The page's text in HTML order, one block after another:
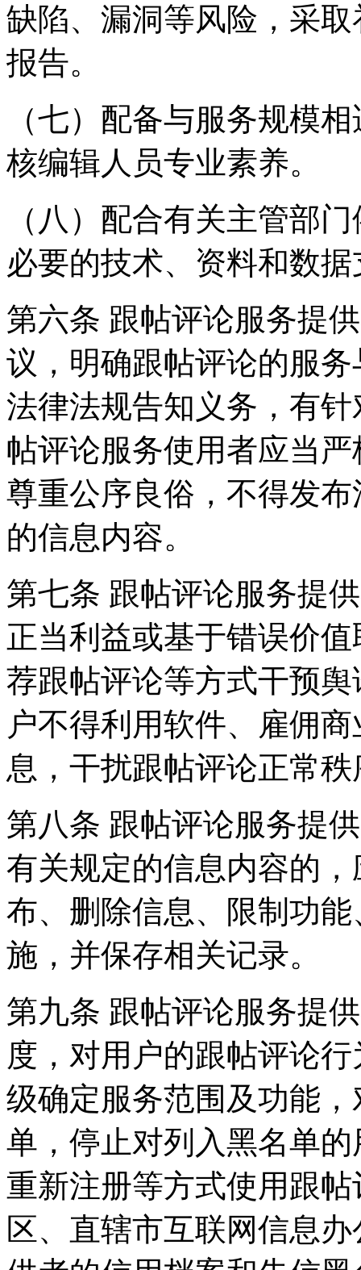
缺陷、漏洞等风险，采
报告。
（七）配备与服务规模
核编辑人员专业素养。
（八）配合有关主管部
必要的技术、资料和数
第六条 跟帖评论服务提
议，明确跟帖评论的服
法律法规告知义务，有
帖评论服务使用者应当
尊重公序良俗，不得发
的信息内容。
第七条 跟帖评论服务提
正当利益或基于错误价
荐跟帖评论等方式干预
户不得利用软件、雇佣
息，干扰跟帖评论正常
第八条 跟帖评论服务提
有关规定的信息内容的
布、删除信息、限制功
施，并保存相关记录。
第九条 跟帖评论服务提
度，对用户的跟帖评论
级确定服务范围及功能
单，停止对列入黑名单
重新注册等方式使用跟
区、直辖市互联网信息